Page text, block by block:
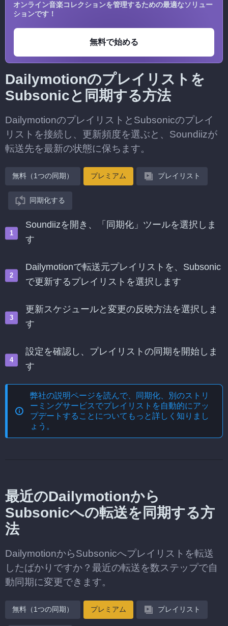
オンライン音楽コレクションを管理するための最適なソリュー
ションです！
無料で始める
Dailymotionのプレイリストを
Subsonicと同期する方法
DailymotionのプレイリストとSubsonicのプレイ
リストを接続し、更新頻度を選ぶと、Soundiizが
転送先を最新の状態に保ちます。
無料（1つの同期） プレミアム プレイリスト
同期化する
Soundiizを開き、「同期化」ツールを選択しま
す
Dailymotionで転送元プレイリストを、Subsonic
で更新するプレイリストを選択します
更新スケジュールと変更の反映方法を選択しま
す
設定を確認し、プレイリストの同期を開始しま
す
弊社の説明ページを読んで、
同期化、別のストリ
ーミングサービスでプレイリストを自動的にアッ
プデートする ことについてもっと詳しく知りまし
ょう。
最近のDailymotionから
Subsonicへの転送を同期する方
法
DailymotionからSubsonicへプレイリストを転送
したばかりですか？最近の転送を数ステップで自
動同期に変更できます。
無料（1つの同期） プレミアム プレイリスト